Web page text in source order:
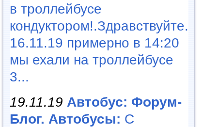
в троллейбусе
кондуктором!.Здравствуйте.
16.11.19 примерно в 14:20
мы ехали на троллейбусе
3...
19.11.19 Автобус: Форум-
Блог. Автобусы: С